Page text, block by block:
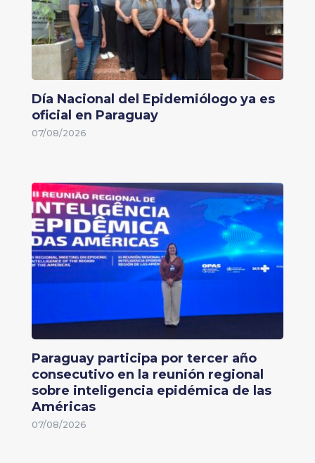
Día Nacional del Epidemiólogo ya es
oficial en Paraguay
07/08/2026
Paraguay participa por tercer año
consecutivo en la reunión regional
sobre inteligencia epidémica de las
Américas
07/08/2026